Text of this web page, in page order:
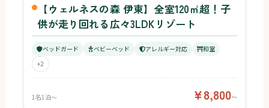
【ウェルネスの森 伊東】全室120㎡超！子
供が走り回れる広々3LDKリゾート
ベッドガード ベビーベッド アレルギー対応
和室
+2
1名1泊〜 ¥8,800〜
63キッズ